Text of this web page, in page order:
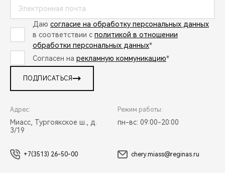
Даю согласие на обработку персональных данных
в соответствии с политикой в отношении
обработки персональных данных*
Согласен на рекламную коммуникацию*
ПОДПИСАТЬСЯ
Адрес:
Миасс, Тургоякское ш., д.
3/19
Режим работы:
пн-вс: 09:00-20:00
+7(3513) 26-50-00 chery.miass@reginas.ru